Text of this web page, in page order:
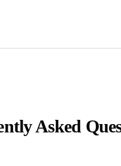
Asked